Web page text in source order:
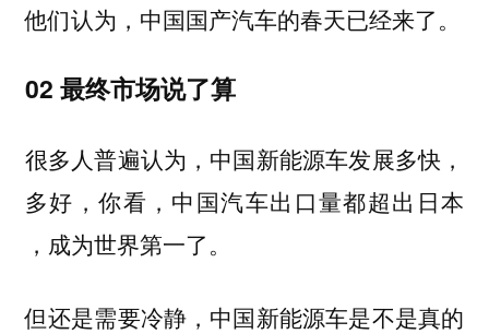
他们认为，中国国产汽车的春天已经来了。
02 最终市场说了算
很多人普遍认为，中国新能源车发展多快，
多好，你看，中国汽车出口量都超出日本
，成为世界第一了。
但还是需要冷静，中国新能源车是不是真的